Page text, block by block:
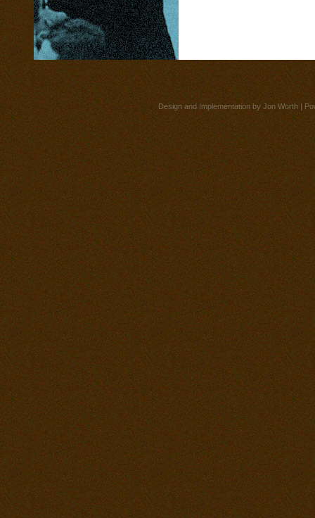
Design and Implementation by Jon Worth |